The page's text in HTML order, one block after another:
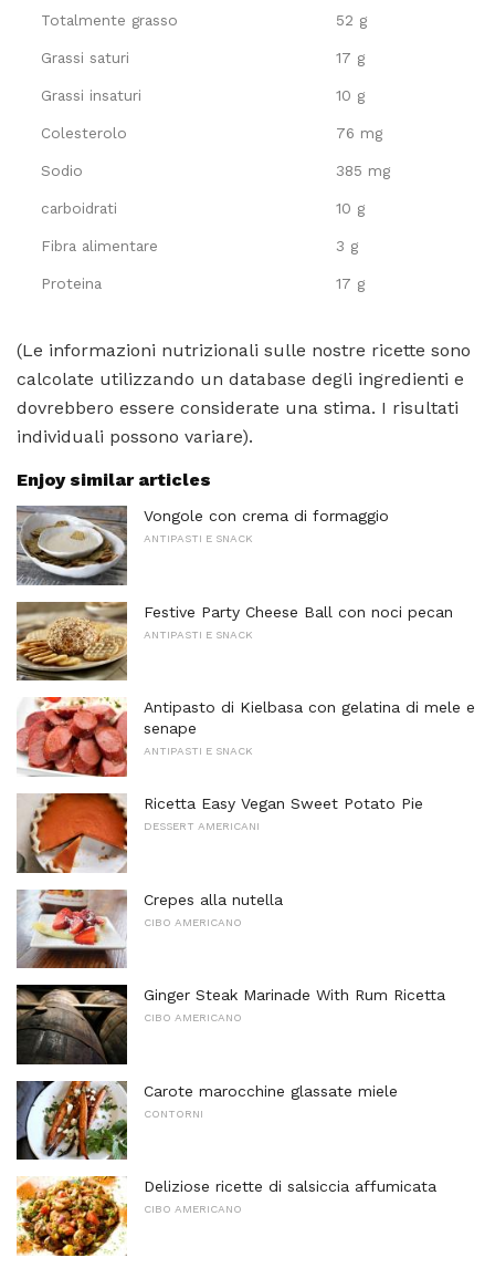
Totalmente grasso 52 g
Grassi saturi 17 g
Grassi insaturi 10 g
Colesterolo 76 mg
Sodio 385 mg
carboidrati 10 g
Fibra alimentare 3 g
Proteina 17 g
(Le informazioni nutrizionali sulle nostre ricette sono
calcolate utilizzando un database degli ingredienti e
dovrebbero essere considerate una stima. I risultati
individuali possono variare).
Enjoy similar articles
Vongole con crema di formaggio
ANTIPASTI E SNACK
Festive Party Cheese Ball con noci pecan
ANTIPASTI E SNACK
Antipasto di Kielbasa con gelatina di mele e
senape
ANTIPASTI E SNACK
Ricetta Easy Vegan Sweet Potato Pie
DESSERT AMERICANI
Crepes alla nutella
CIBO AMERICANO
Ginger Steak Marinade With Rum Ricetta
CIBO AMERICANO
Carote marocchine glassate miele
CONTORNI
Deliziose ricette di salsiccia affumicata
CIBO AMERICANO